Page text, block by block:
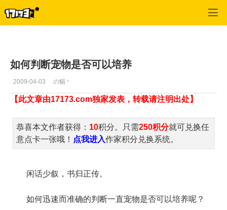
如何判断宠物是否可以培养
2009-04-03 の貓丶
【此文章由17173.com独家发表，转载请注明出处】
恭喜本文作者获得： 10积分。只需250积分就可兑换任
意点卡一张哦！ 点我进入作家积分兑换系统。
闲话少叙，书归正传。
如何迅速而准确的判断一直宠物是否可以培养呢？